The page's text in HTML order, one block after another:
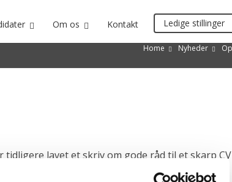
Om os Kontakt Ledige stillinger
Home Nyheder
tidligere lavet et skriv om gode råd til et skarp